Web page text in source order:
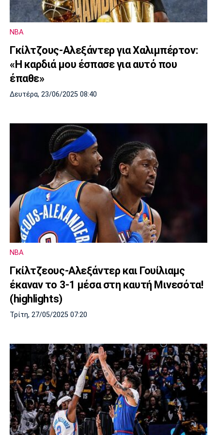
Λίβερπουλ
Μάντσεστερ
Σίτι
Γιουβέντους
Ίντερ Μπάγερν
Ντόρτμουντ
Ζερμέν
Μονακό
Ερυθρός
Αστέρας
Τότεναμ
Πόρτο Μπενφίκα
NBA
Γκίλτζους-Αλεξάντερ για Χαλιμπέρτον:
«Η καρδιά μου έσπασε για αυτό που
έπαθε»
Δευτέρα, 23/06/2025 08:40
NBA
Γκίλτζεους-Αλεξάντερ και Γουίλιαμς
έκαναν το 3-1 μέσα στη καυτή Μινεσότα!
(highlights)
Τρίτη, 27/05/2025 07:20